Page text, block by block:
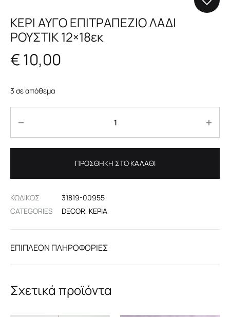
ΚΕΡΙ ΑΥΓΟ ΕΠΙΤΡΑΠΕΖΙΟ ΛΑΔΙ
ΡΟΥΣΤΙΚ 12×18εκ
€10,00
3 σε απόθεμα
ΠΡΟΣΘΉΚΗ ΣΤΟ ΚΑΛΆΘΙ
ΚΩΔΙΚΟΣ
31819-00955
CATEGORIES
DECOR, ΚΕΡΙΆ
ΕΠΙΠΛΈΟΝ ΠΛΗΡΟΦΟΡΊΕΣ
Σχετικά προϊόντα